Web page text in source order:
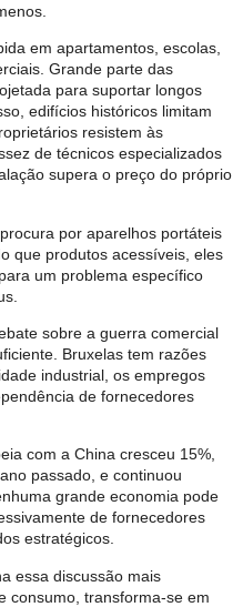
em apartamentos, escolas,
Grande parte das
para suportar longos
edifícios históricos limitam
resistem às
de técnicos especializados
supera o preço do próprio
por aparelhos portáteis
que produtos acessíveis, eles
um problema específico
sobre a guerra comercial
Bruxelas tem razões
industrial, os empregos
de fornecedores
com a China cresceu 15%,
passado, e continuou
grande economia pode
de fornecedores
estratégicos.
essa discussão mais
consumo, transforma-se em